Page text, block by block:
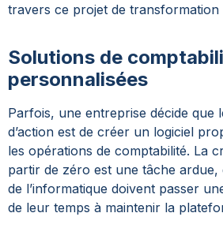
travers ce projet de transformation
Solutions de
personnalisées
Parfois, une entreprise décide que
d’action est de créer un logiciel
les opérations de comptabilité. La
partir de zéro est une tâche ardue,
de l’informatique doivent passer
de leur temps à maintenir la